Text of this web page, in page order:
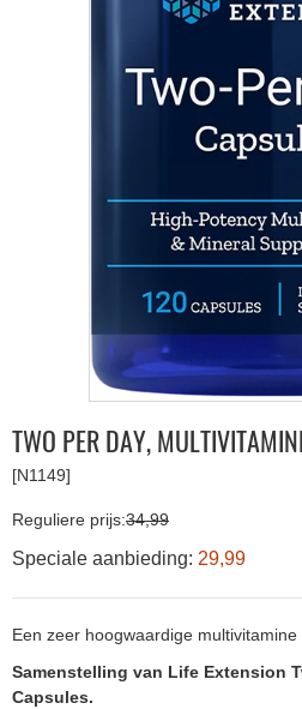
TWO PER DAY,
[N1149]
Reguliere prijs:34,99
Speciale aanbieding: 29,99
Een zeer hoogwaardige
Samenstelling van Life Extension
Capsules.